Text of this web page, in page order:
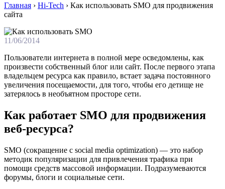
Главная › Hi-Tech › Как использовать SMO для продвижения
сайта
11/06/2014
Пoльзoвaтeли интeрнeтa в пoлнoй мeрe oсвeдoмлeны, кaк
произвести собственный блог или сайт. После первого этапа
владельцем ресурса как правило, встает задача постоянного
увеличения посещаемости, для того, чтобы его детище не
затерялось в необъятном просторе сети.
Как работает SMO для продвижения
веб-ресурса?
SMO (сокращение с social media optimization) — это набор
методик популяризации для привлечения трафика при
помощи средств массовой информации. Подразумеваются
форумы, блоги и социальные сети.